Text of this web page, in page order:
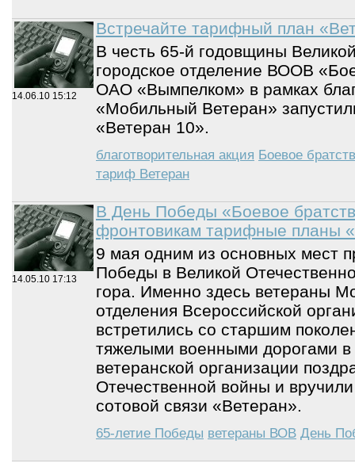
14.06.10 15:12
Встречайте тарифный план
В честь 65-й годовщины
городское отделение ВООВ
ОАО «Вымпелком» в рамках
«Мобильный Ветеран»
«Ветеран 10».
благотворительная акция Боевое
тариф Ветеран
14.05.10 17:13
В День Победы «Боевое
фронтовикам тарифные планы
9 мая одним из основных мест
Победы в Великой
гора. Именно здесь ветераны
отделения Всероссийской
встретились со старшим
тяжелыми военными дорогами в
ветеранской организации
Отечественной войны и
сотовой связи «Ветеран».
65-летие Победы ветераны ВОВ День